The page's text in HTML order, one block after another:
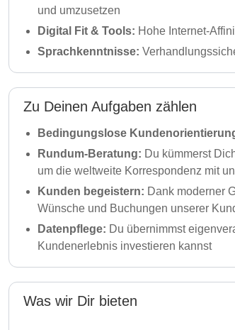
und umzusetzen
Digital Fit & Tools: Hohe Internet-
Sprachkenntnisse:
Zu Deinen Aufgaben zählen
Bedingungslose
Rundum-Beratung: Du kümmerst
um die weltweite Korrespondenz mit
Kunden begeistern: Dank moderner
Wünsche und Buchungen unserer
Datenpflege: Du übernimmst
Kundenerlebnis investieren kannst
Was wir Dir bieten